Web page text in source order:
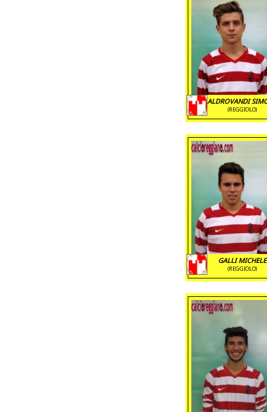
ALDROVANDI
(REGGIOLO)
GALLI MICHELE
(REGGIOLO)